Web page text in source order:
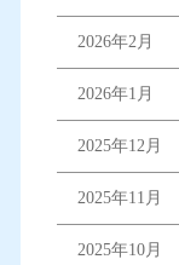
2026年2月
2026年1月
2025年12月
2025年11月
2025年10月